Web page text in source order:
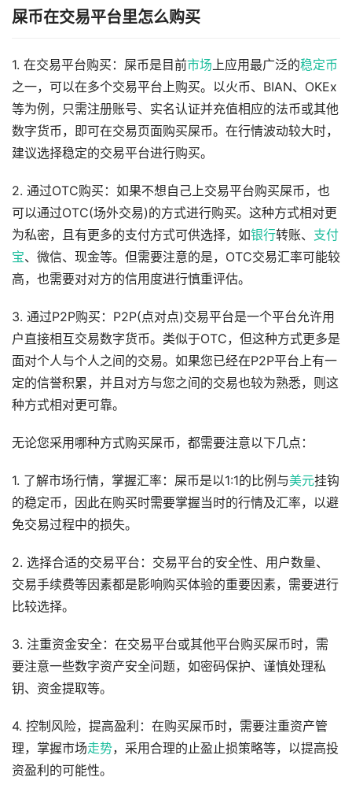
屎币在交易平台里怎么购买
1. 在交易平台购买：屎币是目前市场 上应用最广泛的稳定币
之一，可以在多个交易平台上购买。以火币、BIAN、OKEx
等为例，只需注册账号、实名认证并充值相应的法币或其他
数字货币，即可在交易页面购买屎币。在行情波动较大时，
建议选择稳定的交易平台进行购买。
2. 通过OTC购买：如果不想自己上交易平台购买屎币，也
可以通过OTC(场外交易)的方式进行购买。这种方式相对更
为私密，且有更多的支付方式可供选择，如银行转账、 支付
宝、微信、现金等。但需要注意的是，OTC交易汇率可能较
高，也需要对对方的信用度进行慎重评估。
3. 通过P2P购买：P2P(点对点)交易平台是一个平台允许用
户直接相互交易数字货币。类似于OTC，但这种方式更多是
面对个人与个人之间的交易。如果您已经在P2P平台上有一
定的信誉积累，并且对方与您之间的交易也较为熟悉，则这
种方式相对更可靠。
无论您采用哪种方式购买屎币，都需要注意以下几点：
1. 了解市场行情，掌握汇率：屎币是以1:1的比例与美元挂钩
的稳定币，因此在购买时需要掌握当时的行情及汇率，以避
免交易过程中的损失。
2. 选择合适的交易平台：交易平台的安全性、用户数量、
交易手续费等因素都是影响购买体验的重要因素，需要进行
比较选择。
3. 注重资金安全：在交易平台或其他平台购买屎币时，需
要注意一些数字资产安全问题，如密码保护、谨慎处理私
钥、资金提取等。
4. 控制风险，提高盈利：在购买屎币时，需要注重资产管
理，掌握市场走势，采用合理的止盈止损策略等，以提高投
资盈利的可能性。